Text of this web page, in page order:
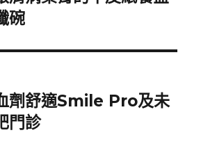
碗
劑舒適Smile Pro及未
門診